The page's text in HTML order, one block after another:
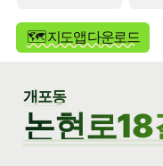
🗺️ 지도앱 다운로드
개포동
논현로